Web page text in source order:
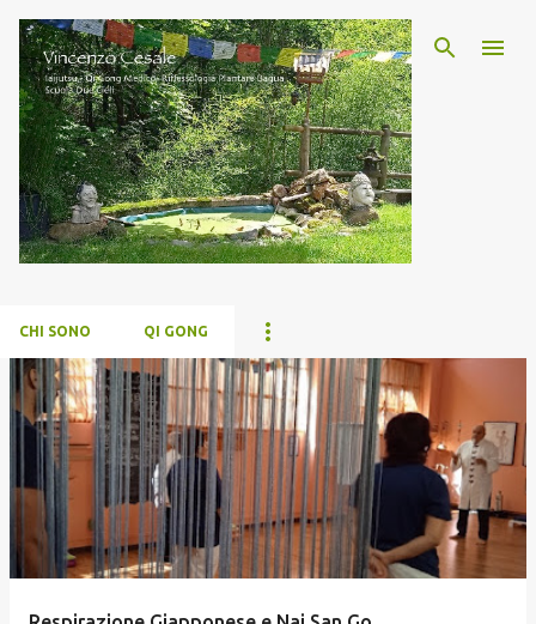
Passa ai contenuti principali
CHI SONO QI GONG
P